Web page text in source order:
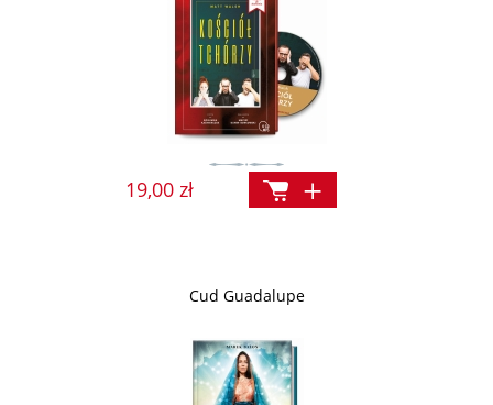
19,00 zł
Cud Guadalupe